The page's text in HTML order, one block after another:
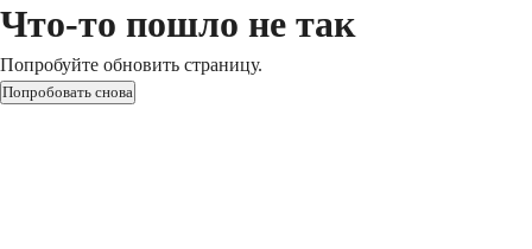
Что-то пошло не так
Попробуйте обновить страницу.
Попробовать снова